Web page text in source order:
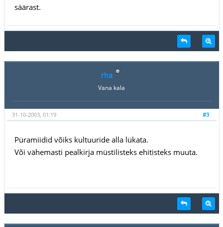
säärast.
rha
Vana kala
#3
31-10-2003, 01:19
Püramiidid võiks kultuuride alla lükata.
Või vähemasti pealkirja müstilisteks ehitisteks muuta.